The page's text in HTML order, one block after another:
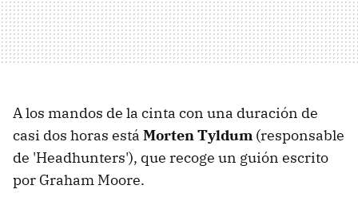
A los mandos de la cinta con una duración de
casi dos horas está Morten Tyldum (responsable
de 'Headhunters'), que recoge un guión escrito
por Graham Moore.